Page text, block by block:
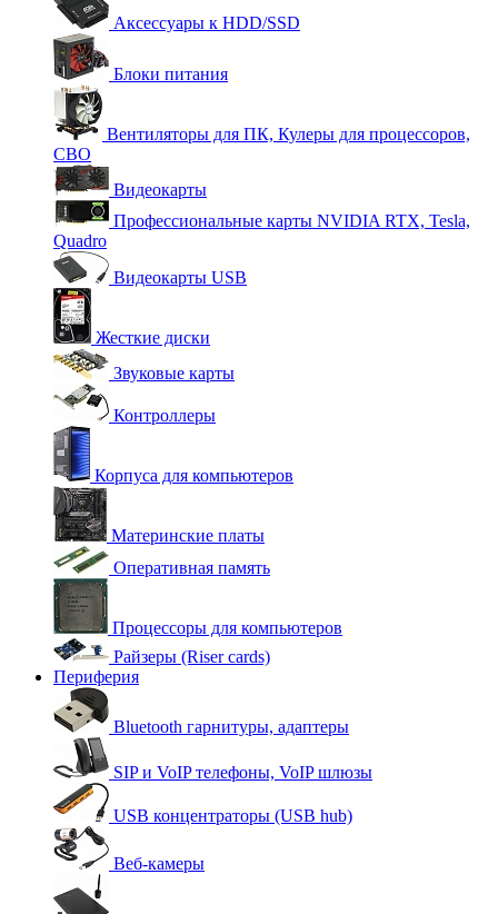
Аксессуары к HDD/SSD
Блоки питания
Вентиляторы для ПК, Кулеры для процессоров,
СВО
Видеокарты
Профессиональные карты NVIDIA RTX, Tesla,
Quadro
Видеокарты USB
Жесткие диски
Звуковые карты
Контроллеры
Корпуса для компьютеров
Материнские платы
Оперативная память
Процессоры для компьютеров
Райзеры (Riser cards)
Периферия
Bluetooth гарнитуры, адаптеры
SIP и VoIP телефоны, VoIP шлюзы
USB концентраторы (USB hub)
Веб-камеры